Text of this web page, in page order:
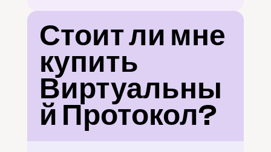
Стоит ли мне
купить
Виртуальны
й Протокол?